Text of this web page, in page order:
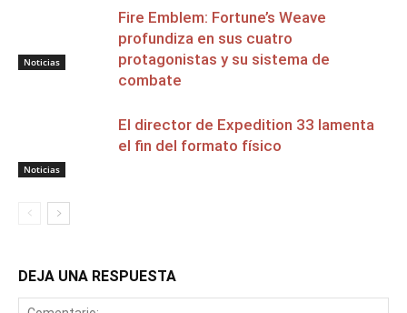
Noticias
Fire Emblem: Fortune’s Weave
profundiza en sus cuatro
protagonistas y su sistema de
combate
Noticias
El director de Expedition 33 lamenta
el fin del formato físico
DEJA UNA RESPUESTA